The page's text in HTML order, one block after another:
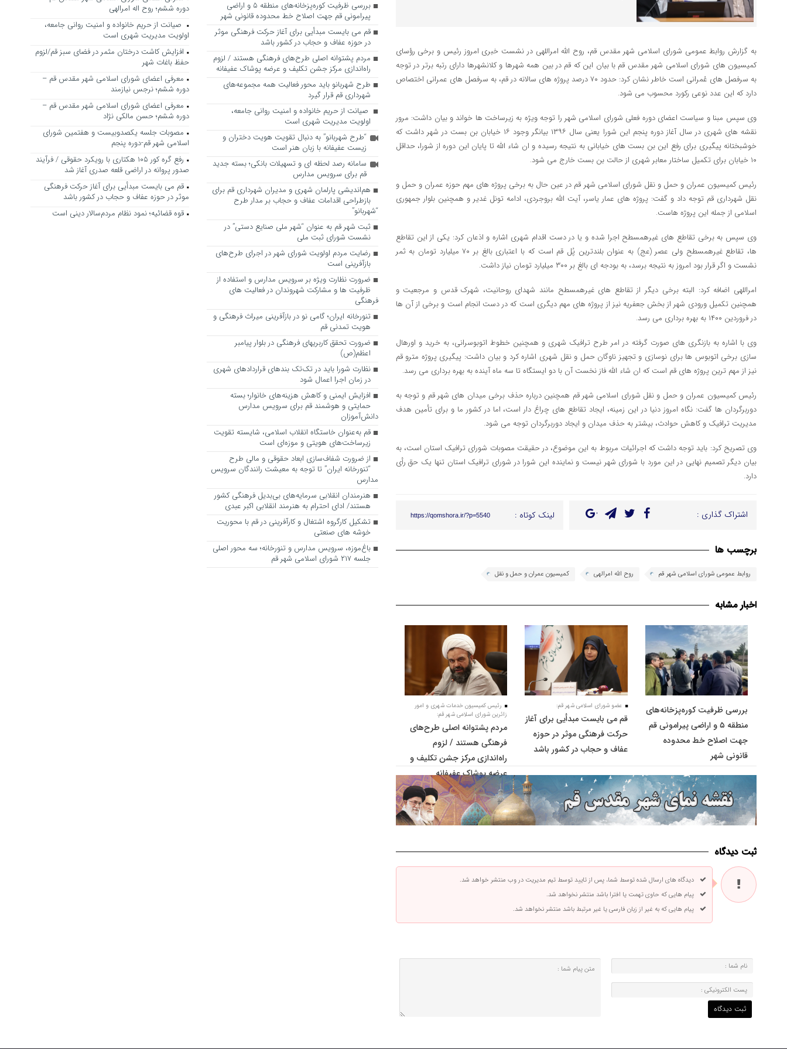
به گزارش روابط عمومی شورای اسلامی شهر مقدس قم، روح الله امراللهی در نشست خبری امروز رئیس و برخی رؤسای
کمیسیون های شورای اسلامی شهر مقدس قم با بیان این که قم در بین همه شهرها و کلانشهرها دارای رتبه برتر در توجه
به سرفصل های عُمرانی است خاطر نشان کرد: حدود ۷۰ درصد پروژه های سالانه در قم، به سرفصل های عمرانی اختصاص
دارد که این عدد نوعی رکورد محسوب می شود.
وی سپس مبنا و سیاست اعضای دوره فعلی شورای اسلامی شهر را توجه ویژه به زیرساخت ها خواند و بیان داشت: مرور
نقشه های شهری در سال آغاز دوره پنجم این شورا یعنی سال ۱۳۹۶ بیانگر وجود ۱۶ خیابان بن بست در شهر داشت که
خوشبختانه پیگیری برای رفع این بن بست های خیابانی به نتیجه رسیده و ان شاء الله تا پایان این دوره از شورا، حداقل
۱۰ خیابان برای تکمیل ساختار معابر شهری از حالت بن بست خارج می شود.
رئیس کمیسیون عمران و حمل و نقل شورای اسلامی شهر قم در عین حال به برخی پروژه های مهم حوزه عمران و حمل و
نقل شهرداری قم توجه داد و گفت: پروژه های عمار یاسر، آیت الله بروجردی، ادامه تونل غدیر و همچنین بلوار جمهوری
اسلامی از جمله این پروژه هاست.
وی سپس به برخی تقاطع های غیرهمسطح اجرا شده و یا در دست اقدام شهری اشاره و اذعان کرد: یکی از این تقاطع
ها، تقاطع غیرهمسطح ولی عصر (عج) به عنوان بلندترین پُل قم است که با اعتباری بالغ بر ۷۰ میلیارد تومان به ثمر
نشست و اگر قرار بود امروز به نتیجه برسد، به بودجه ای بالغ بر ۳۰۰ میلیارد تومان نیاز داشت.
امراللهی اضافه کرد: البته برخی دیگر از تقاطع های غیرهمسطح مانند شهدای روحانیت، شهرک قدس و مرجعیت و
همچنین تکمیل ورودی شهر از بخش جعفریه نیز از پروژه های مهم دیگری است که در دست انجام است و برخی از آن ها
در فروردین ۱۴۰۰ به بهره برداری می رسد.
وی با اشاره به بازنگری های صورت گرفته در امر طرح ترافیک شهری و همچنین خطوط اتوبوسرانی، به خرید و اورهال
سازی برخی اتوبوس ها برای نوسازی و تجهیز ناوگان حمل و نقل شهری اشاره کرد و بیان داشت: پیگیری پروژه مترو قم
نیز از مهم ترین پروژه های قم است که ان شاء الله فاز نخست آن با دو ایستگاه تا سه ماه آینده به بهره برداری می رسد.
رئیس کمیسیون عمران و حمل و نقل شورای اسلامی شهر قم همچنین درباره حذف برخی میدان های شهر قم و توجه به
دوربرگردان ها گفت: نگاه امروز دنیا در این زمینه، ایجاد تقاطع های چراغ دار است، اما در کشور ما و برای تأمین هدف
مدیریت ترافیک و کاهش حوادث، بیشتر به حذف میدان و ایجاد دوربرگردان توجه می شود.
وی تصریح کرد: باید توجه داشت که اجرائیات مربوط به این موضوع، در حقیقت مصوبات شورای ترافیک استان است، به
بیان دیگر تصمیم نهایی در این مورد با شورای شهر نیست و نماینده این شورا در شورای ترافیک استان تنها یک حق رأی
دارد.
اشتراک گذاری : لینک کوتاه : https://qomshora.ir/?p=5540
برچسب ها
روابط عمومی شورای اسلامی شهر قم روح الله امرالهی کمیسیون عمران و حمل و نقل
اخبار مشابه
بررسی ظرفیت کوره‌پزخانه‌های
منطقه ۵ و اراضی پیرامونی قم
جهت اصلاح خط محدوده
قانونی شهر
عضو شورای اسلامی شهر قم:
قم می بایست مبدأیی برای آغاز
حرکت فرهنگی موثر در حوزه
عفاف و حجاب در کشور باشد
رئیس کمیسیون خدمات شهری و امور
زائرین شورای اسلامی شهر قم:
مردم پشتوانه اصلی طرح‌های
فرهنگی هستند / لزوم
راه‌اندازی مرکز جشن تکلیف و
عرضه پوشاک عفیفانه
ثبت دیدگاه
دیدگاه های ارسال شده توسط شما، پس از تایید توسط تیم مدیریت در وب منتشر خواهد شد.
پیام هایی که حاوی تهمت یا افترا باشد منتشر نخواهد شد.
پیام هایی که به غیر از زبان فارسی یا غیر مرتبط باشد منتشر نخواهد شد.
بررسی ظرفیت کوره‌پزخانه‌های منطقه ۵ و اراضی
پیرامونی قم جهت اصلاح خط محدوده قانونی شهر
قم می بایست مبدأیی برای آغاز حرکت فرهنگی موثر
در حوزه عفاف و حجاب در کشور باشد
مردم پشتوانه اصلی طرح‌های فرهنگی هستند / لزوم
راه‌اندازی مرکز جشن تکلیف و عرضه پوشاک عفیفانه
طرح شهربانو باید محور فعالیت همه مجموعه‌های
شهرداری قم قرار گیرد
صیانت از حریم خانواده و امنیت روانی جامعه،
اولویت مدیریت شهری است
“طرح شهربانو” به دنبال تقویت هویت دختران و
زیست عفیفانه با زبان هنر است
سامانه رصد لحظه ای و تسهیلات بانکی؛ بسته جدید
قم برای سرویس مدارس
هم‌اندیشی پارلمان شهری و مدیران شهرداری قم برای
بازطراحی اقدامات عفاف و حجاب بر مدار طرح
“شهربانو”
ثبت شهر قم به عنوان “شهر ملی صنایع دستی” در
نشست شورای ثبت ملی
رضایت مردم اولویت شورای شهر در اجرای طرح‌های
بازآفرینی است
ضرورت نظارت ویژه بر سرویس مدارس و استفاده از
ظرفیت ها و مشارکت شهروندان در فعالیت های
فرهنگی
تنورخانه ایران؛ گامی نو در بازآفرینی میراث فرهنگی و
هویت تمدنی قم
ضرورت تحقق کاربری­های فرهنگی در بلوار پیامبر
اعظم(ص)
نظارت شورا باید در تک‌تک بندهای قراردادهای شهری
در زمان اجرا اعمال شود
افزایش ایمنی و کاهش هزینه‌های خانوار؛ بسته
حمایتی و هوشمند قم برای سرویس مدارس
دانش‌آموزان
قم به‌عنوان خاستگاه انقلاب اسلامی، شایسته تقویت
زیرساخت‌های هویتی و موزه‌ای است
از ضرورت شفاف‌سازی ابعاد حقوقی و مالی طرح
“تنورخانه ایران” تا توجه به معیشت رانندگان سرویس
مدارس
هنرمندان انقلابی سرمایه‌های بی‌بدیل فرهنگی کشور
هستند/ ادای احترام به هنرمند انقلابی اکبر عبدی
تشکیل کارگروه اشتغال و کارآفرینی در قم با محوریت
خوشه های صنعتی
باغ‌موزه، سرویس مدارس و تنورخانه؛ سه محور اصلی
جلسه ۲۱۷ شورای اسلامی شهر قم
دوره ششم؛ روح اله امرالهی
صیانت از حریم خانواده و امنیت روانی جامعه،
اولویت مدیریت شهری است
افزایش کاشت درختان مثمر در فضای سبز قم/لزوم
حفظ باغات شهر
معرفی اعضای شورای اسلامی شهر مقدس قم –
دوره ششم؛ نرجس نیازمند
معرفی اعضای شورای اسلامی شهر مقدس قم –
دوره ششم؛ حسن مالکی نژاد
مصوبات جلسه یکصدوبیست و هفتمین شورای
اسلامی شهر قم-دوره پنجم
رفع گره کور ۱۰۵ هکتاری با رویکرد حقوقی / فرآیند
صدور پروانه در اراضی قلعه صدری آغاز شد
قم می بایست مبدأیی برای آغاز حرکت فرهنگی
موثر در حوزه عفاف و حجاب در کشور باشد
قوه قضائیه؛ نمود نظام مردم‌سالار دینی است